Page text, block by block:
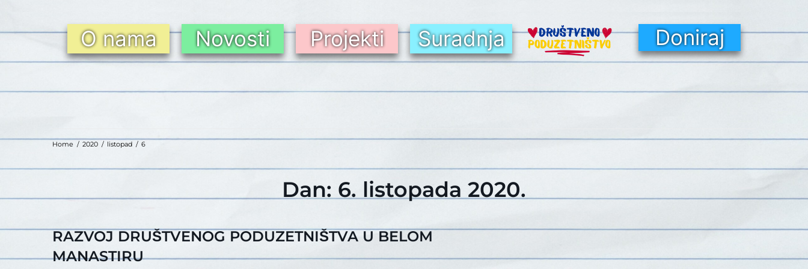
O nama Novosti Projekti Suradnja Doniraj
Home / 2020 / listopad / 6
Dan: 6. listopada 2020.
RAZVOJ DRUŠTVENOG PODUZETNIŠTVA U BELOM
MANASTIRU